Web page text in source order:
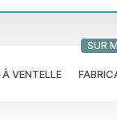
À VENTELLE
SUR